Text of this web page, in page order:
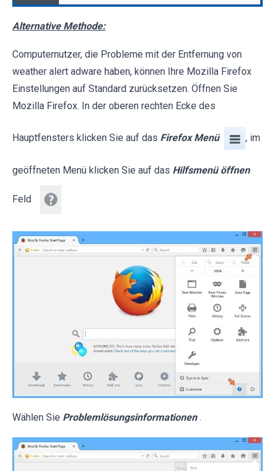
Alternative Methode:
Computernutzer, die Probleme mit der Entfernung von
weather alert adware haben, können Ihre Mozilla Firefox
Einstellungen auf Standard zurücksetzen. Öffnen Sie
Mozilla Firefox. In der oberen rechten Ecke des
Hauptfensters klicken Sie auf das Firefox Menü , im
geöffneten Menü klicken Sie auf das Hilfsmenü öffnen
Feld
Wählen Sie Problemlösungsinformationen .